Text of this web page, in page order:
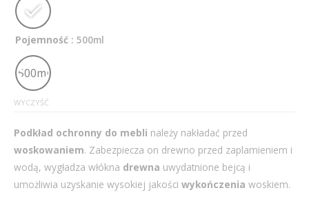
Pojemność : 500ml
500ml
WYCZYŚĆ
Podkład ochronny do mebli należy nakładać przed
woskowaniem. Zabezpiecza on drewno przed zaplamieniem i
wodą, wygładza włókna drewna uwydatnione bejcą i
umożliwia uzyskanie wysokiej jakości wykończenia woskiem.